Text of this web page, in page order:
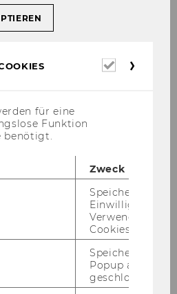
Projektübersicht
für eine
Funktion
benötigt.
Zweck
Speichert Ihre
Einwilligung zur
Verwendung von
Cookies.
Speichert ob ein
Popup
geschlossen